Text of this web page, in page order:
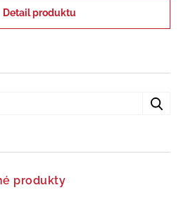
Detail produktu
produkty